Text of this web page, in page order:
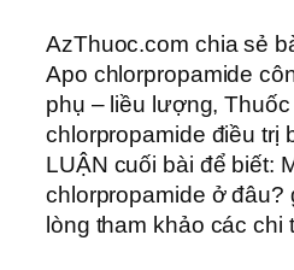
AzThuoc.com chia sẻ
Apo chlorpropamide
phụ – liều lượng, Thuốc
chlorpropamide điều trị
LUẬN cuối bài để biết:
chlorpropamide ở đâu?
lòng tham khảo các chi